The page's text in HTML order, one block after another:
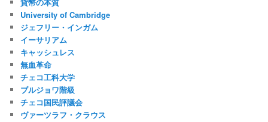
University of Cambridge
ジェフリー・インガム
イーサリアム
キャッシュレス
無血革命
チェコ工科大学
ブルジョワ階級
チェコ国民評議会
ヴァーツラフ・クラウス